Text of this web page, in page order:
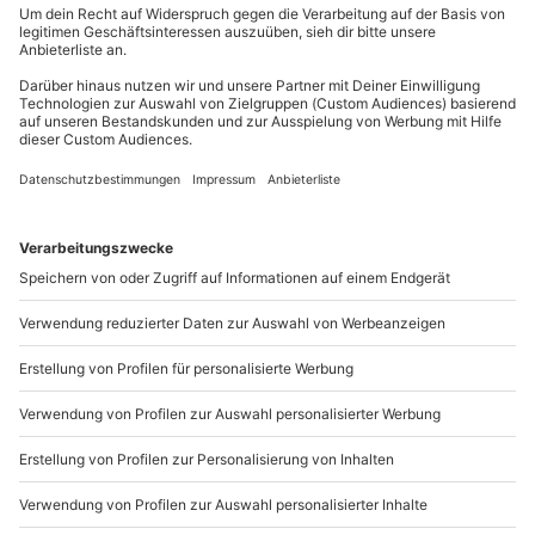
außer an bundesweiten Feiertagen:
Du möchtest als Firma bestellen?
Sichere Dir attraktive Firmenkunden Vorteile.
089 / 21 12 90 20
Mo-Fr: 9-17 Uhr
b2b@mydays.de
www.b2b.mydays.de/
Artikelnummer:56466